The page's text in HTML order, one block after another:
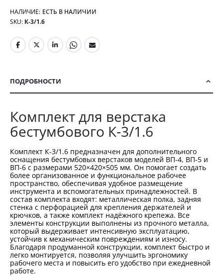
НАЛИЧИЕ: ЕСТЬ В НАЛИЧИИ
SKU К-3/1.6
ПОДРОБНОСТИ
Комплект для верстака
бестумбового К-3/1.6
Комплект К-3/1.6 предназначен для дополнительного
оснащения бестумбовых верстаков моделей ВП-4, ВП-5 и
ВП-6 с размерами 520×420×505 мм. Он помогает создать
более организованное и функциональное рабочее
пространство, обеспечивая удобное размещение
инструмента и вспомогательных принадлежностей. В
состав комплекта входят: металлическая полка, задняя
стенка с перфорацией для крепления держателей и
крючков, а также комплект надёжного крепежа. Все
элементы конструкции выполнены из прочного металла,
который выдерживает интенсивную эксплуатацию,
устойчив к механическим повреждениям и износу.
Благодаря продуманной конструкции, комплект быстро и
легко монтируется, позволяя улучшить эргономику
рабочего места и повысить его удобство при ежедневной
работе.